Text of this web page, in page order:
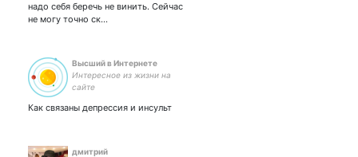
надо себя беречь не винить. Сейчас
не могу точно ск…
Высший в Интернете
Интересное из жизни на
сайте
Как связаны депрессия и инсульт
дмитрий